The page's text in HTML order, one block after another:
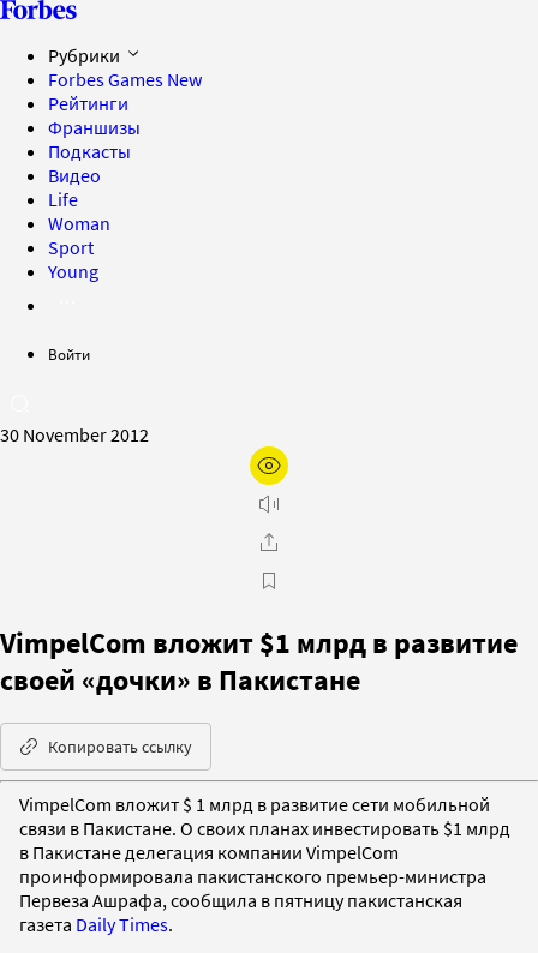
Рубрики
Forbes Games New
Рейтинги
Франшизы
Подкасты
Видео
Life
Woman
Sport
Young
Войти
30 November 2012
VimpelCom вложит $1 млрд в развитие
своей «дочки» в Пакистане
Копировать ссылку
VimpelCom вложит $ 1 млрд в развитие сети мобильной
связи в Пакистане. О своих планах инвестировать $1 млрд
в Пакистане делегация компании VimpelCom
проинформировала пакистанского премьер-министра
Первеза Ашрафа, сообщила в пятницу пакистанская
газета Daily Times.